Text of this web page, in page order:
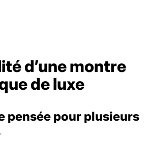
d’une montre
de luxe
pensée pour plusieurs